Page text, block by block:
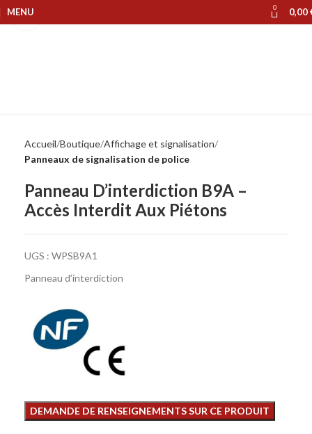
MENU 0 0,00
Accueil Boutique Affichage et signalisation
Panneaux de signalisation de police
Panneau D’interdiction B9A –
Accès Interdit Aux Piétons
UGS : WPSB9A1
Panneau d’interdiction